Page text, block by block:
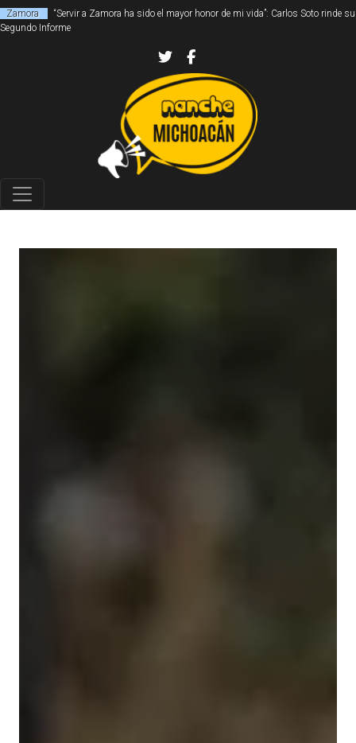
Zamora
“Servir a Zamora ha sido el mayor honor de mi vida”: Carlos Soto rinde su
Segundo Informe